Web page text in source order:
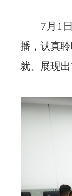
7月1
播，认真
就、展现